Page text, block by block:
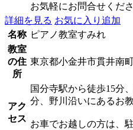
お気軽にお問合せくださ
詳細を見る お気に入り追加
名称 ピアノ教室すみれ
教室
の住
所
東京都小金井市貫井南
アク
セス
国分寺駅から徒歩15分
分、野川沿いにあるお教
お車でお越しの方は、